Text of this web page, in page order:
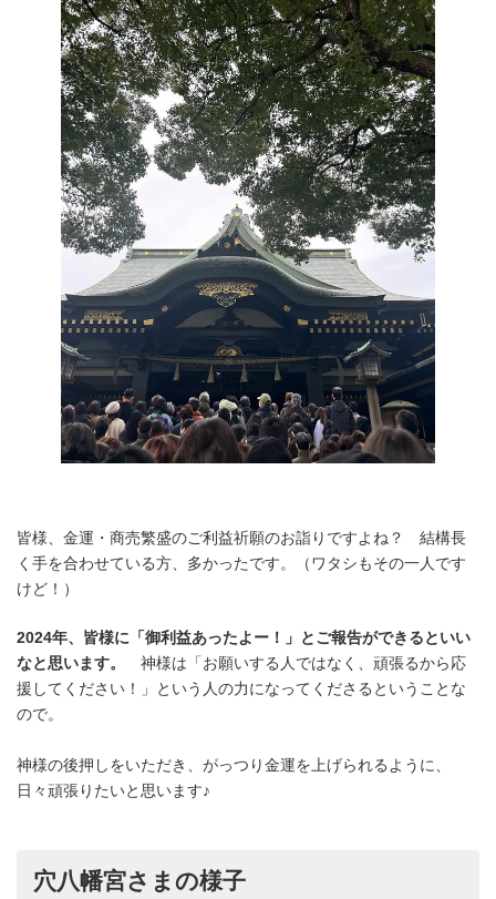
皆様、金運・商売繁盛のご利益祈願のお詣りですよね？ 結構長
く手を合わせている方、多かったです。（ワタシもその一人です
けど！）
2024年、皆様に「御利益あったよー！」とご報告ができるといい
なと思います。
神様は「お願いする人ではなく、頑張るから応
援してください！」という人の力になってくださるということな
ので。
神様の後押しをいただき、がっつり金運を上げられるように、
日々頑張りたいと思います♪
穴八幡宮さまの様子